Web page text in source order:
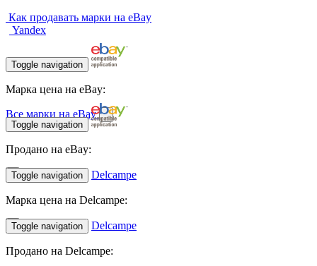
Как продавать марки на eBay
Yandex
Toggle navigation
Марка цена на eBay:
Все марки на eBay
Toggle navigation
Продано на eBay:
Toggle navigation Delcampe
Марка цена на Delcampe:
Toggle navigation Delcampe
Продано на Delcampe: